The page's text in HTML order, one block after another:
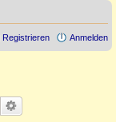
Anmelden
Registrieren